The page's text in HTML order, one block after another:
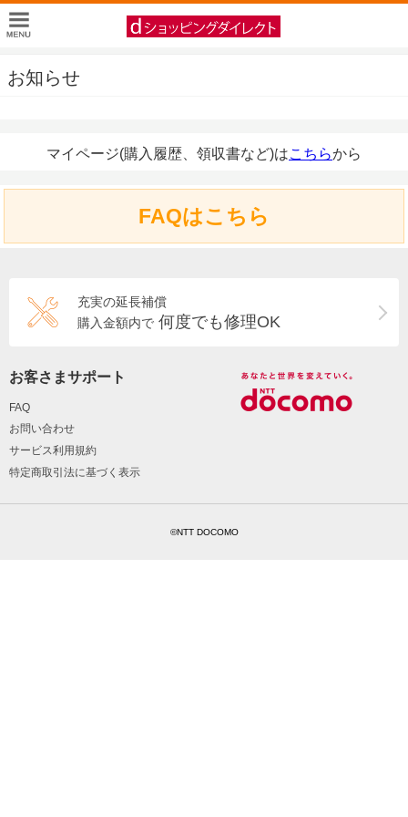
お知らせ
マイページ(購入履歴、領収書など)はこちらから
FAQはこちら
充実の延長補償
購入金額内で 何度でも修理OK
お客さまサポート
FAQ
お問い合わせ
サービス利用規約
特定商取引法に基づく表示
©NTT DOCOMO